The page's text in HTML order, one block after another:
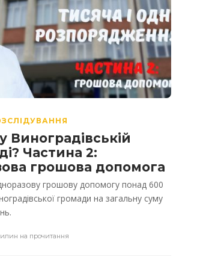
Виноградівській
Частина 2:
грошова допомога
грошову допомогу понад 600
громади на загальну суму
на прочитання